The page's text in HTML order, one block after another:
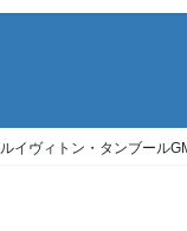
ルイヴィトン・タンブール